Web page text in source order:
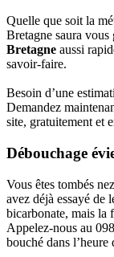
Quelle que soit la
Bretagne saura
Bretagne aussi
savoir-faire.
Besoin d’une
Demandez
site, gratuitement et
Débouchage
Vous êtes tombés
avez déjà essayé de
bicarbonate, mais la
Appelez-nous au
bouché dans